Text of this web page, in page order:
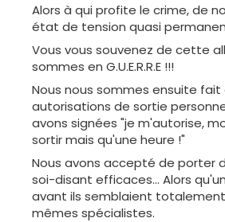
Alors à qui profite le crime, de
état de tension quasi
Vous vous souvenez de cette
sommes en G.U.E.R.R.E !!!
Nous nous sommes ensuite fait
autorisations de sortie
avons signées "je m'autorise,
sortir mais qu'une heure !"
Nous avons accepté de porter
soi-disant efficaces... Alors
avant ils semblaient totalement
mêmes spécialistes.